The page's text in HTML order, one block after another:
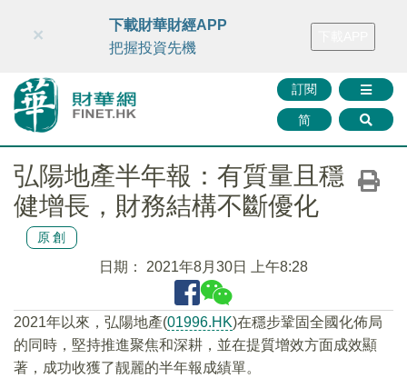
財華智庫網 FINTV FINMETA 財華證券 媒體矩陣
訂閱
简
×
下載財華財經APP
把握投資先機
弘陽地產半年報：有質量且穩
健增長，財務結構不斷優化
原創
日期： 2021年8月30日 上午8:28
2021年以來，弘陽地產(01996.HK)在穩步鞏固全國化佈局
的同時，堅持推進聚焦和深耕，並在提質增效方面成效顯
著，成功收獲了靓麗的半年報成績單。